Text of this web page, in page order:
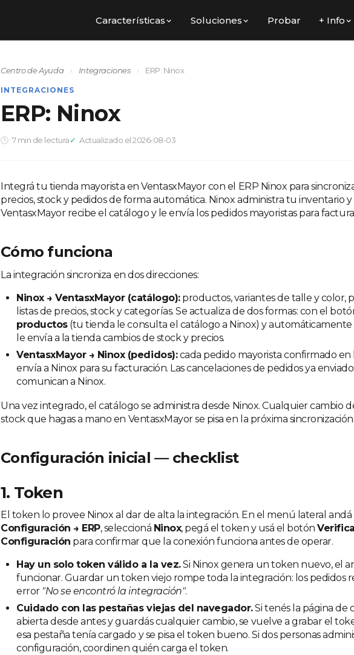
Características Soluciones Probar + Info
Centro de Ayuda › Integraciones › ERP: Ninox
INTEGRACIONES
ERP: Ninox
7 min de lectura Actualizado el 2026-08-03
Integrá tu tienda mayorista en VentasxMayor con el ERP Ninox para
precios, stock y pedidos de forma automática. Ninox administra tu inventario
VentasxMayor recibe el catálogo y le envía los pedidos mayoristas para
Cómo funciona
La integración sincroniza en dos direcciones:
Ninox → VentasxMayor (catálogo):productos, variantes de talle y color,
listas de precios, stock y categorías. Se actualiza de dos formas: con el
productos(tu tienda le consulta el catálogo a Ninox) y
le envía a la tienda cambios de stock y precios.
VentasxMayor → Ninox (pedidos):cada pedido mayorista confirmado en
envía a Ninox para su facturación. Las cancelaciones de pedidos ya
comunican a Ninox.
Una vez integrado, el catálogo se administra desde Ninox. Cualquier cambio
stock que hagas a mano en VentasxMayor se pisa en la próxima sincronización.
Configuración inicial — checklist
1. Token
El token lo provee Ninox al dar de alta la integración. En el menú lateral andá
Configuración → ERP, seleccioná Ninox, pegá el token y usá el botón
Configuración para confirmar que la conexión funciona antes de operar.
Hay un solo token válido a la vez.Si Ninox genera un token nuevo, el
funcionar. Guardar un token viejo rompe toda la integración: los pedidos
error "No se encontró la integración".
Cuidado con las pestañas viejas del navegador.Si tenés la página de
abierta desde antes y guardás cualquier cambio, se vuelve a grabar el
esa pestaña tenía cargado y se pisa el token bueno. Si dos personas
configuración, coordinen quién carga el token.